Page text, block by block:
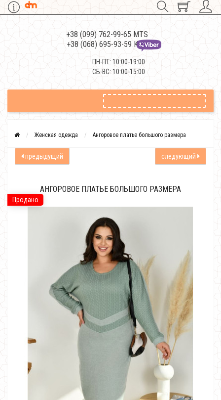
+38 (099) 762-99-65 MTS
+38 (068) 695-93-59 Kievstar
ПН-ПТ: 10:00-19:00
СБ-ВС: 10:00-15:00
Женская одежда Ангоровое платье большого размера
предыдущий следующий
Продано
АНГОРОВОЕ ПЛАТЬЕ БОЛЬШОГО РАЗМЕРА